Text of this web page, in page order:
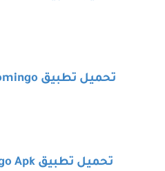
تحميل تطبيق
تحميل تطبيق Apk